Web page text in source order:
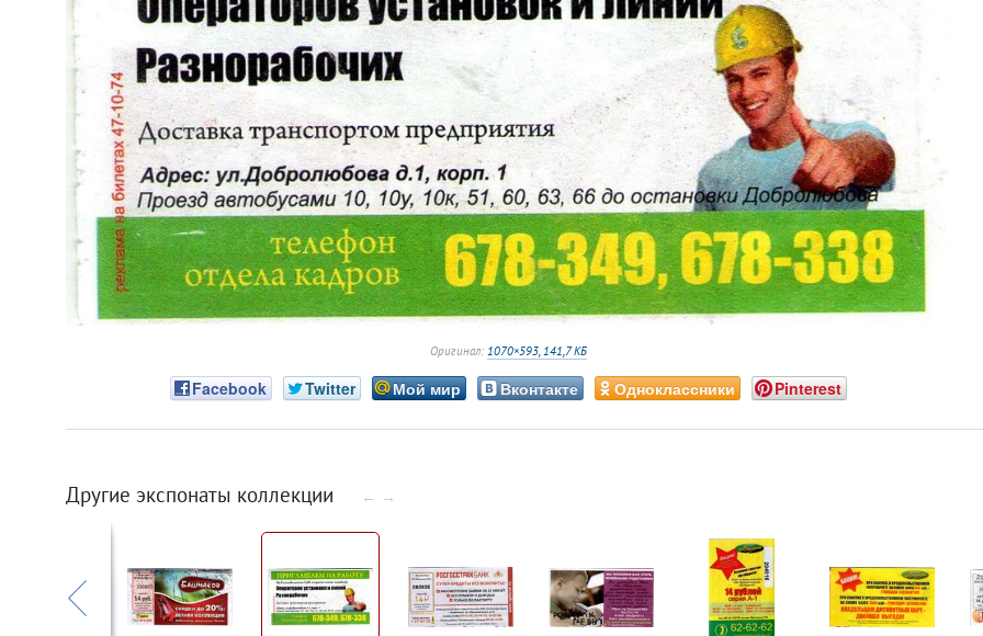
Оригинал: 1070×593, 141,7 КБ
Facebook Twitter Мой мир Вконтакте Одноклассники Pinterest
Другие экспонаты коллекции ← →